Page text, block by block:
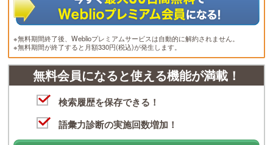
※無料期間終了後、Weblioプレミアムサービスは自動的に解約されません。
※無料期間が終了すると月額330円(税込)が発生します。
無料会員になると使える機能が満載！
検索履歴を保存できる！
語彙力診断の実施回数増加！